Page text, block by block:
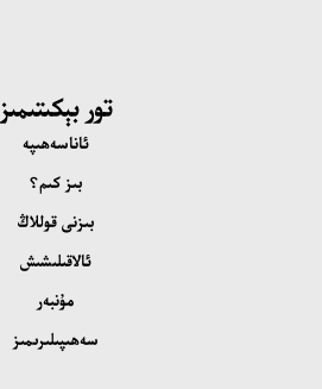
تور بېكىتىمىز
ئاناسەھىپە
بىز كىم؟
بىزنى قوللاڭ
ئالاقىلىشىش
مۇنبەر
سەھىپىلىرىمىز